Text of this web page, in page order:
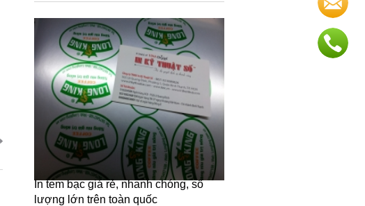
In tem bạc giá rẻ, nhanh chóng, số
lượng lớn trên toàn quốc